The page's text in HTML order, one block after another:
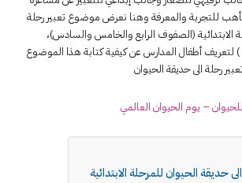
للتجربة والمعرفة وهنا نعرض موضوع تعبير رحلة
الابتدائية (الصفوف الرابع والخامس والسادس)،
) لتعريف أطفال المدارس عن كيفية كتابة هذا الموضوع
رحلة الى حديقة الحيوان
– يوم الحيوان العالمي
حديقة الحيوان للمرحلة الابتدائية